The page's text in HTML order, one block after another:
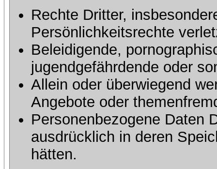
Rechte Dritter,
Persönlichkeitsrechte
Beleidigende,
jugendgefährdende oder
Allein oder überwiegend
Angebote oder
Personenbezogene Daten
ausdrücklich in deren
hätten.